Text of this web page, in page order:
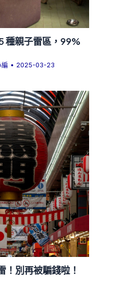
種親子雷區，99%
• 2025-03-23
！別再被騙錢啦！